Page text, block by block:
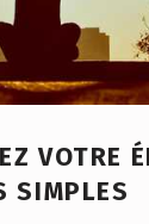
VOTRE
SIMPLES